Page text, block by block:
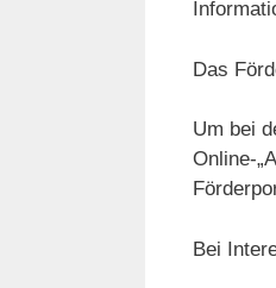
Das
Um bei
Online-
Bei